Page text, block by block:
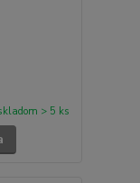
> 5 ks